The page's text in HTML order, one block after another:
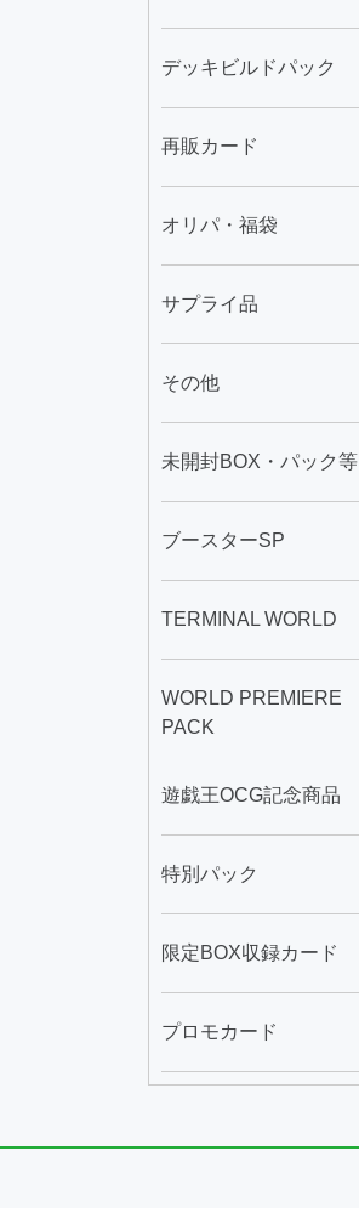
デッキビルドパック
再販カード
オリパ・福袋
サプライ品
その他
未開封BOX・パック等
ブースターSP
TERMINAL WORLD
WORLD PREMIERE
PACK
遊戯王OCG記念商品
特別パック
限定BOX収録カード
プロモカード